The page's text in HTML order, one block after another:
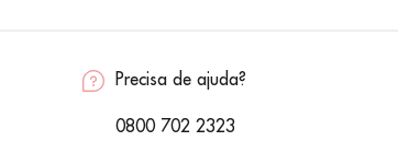
Precisa de ajuda?
0800 702 2323